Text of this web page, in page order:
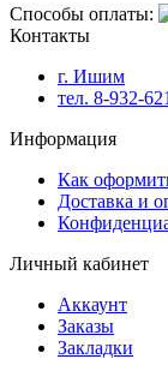
Способы оплаты:
Контакты
г. Ишим
тел. 8-932-
Информация
Как
Доставка и
Личный кабинет
Аккаунт
Заказы
Закладки